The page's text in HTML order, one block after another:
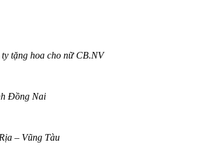
tặng hoa cho nữ CB.NV
Đồng Nai
– Vũng Tàu